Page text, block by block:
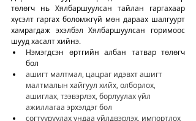
төлөгч нь Хялбаршуулсан тайлан гаргахаар
хүсэлт гаргах боломжгүй мөн дараах шалгуурт
хамрагдаж эхэлбэл Хялбаршуулсан горимоос
шууд хасалт хийнэ.
Нэмэгдсэн өртгийн албан татвар төлөгч
бол
ашигт малтмал, цацраг идэвхт ашигт
малтмалын хайгуул хийх, олборлох,
ашиглах, тээвэрлэх, борлуулах үйл
ажиллагаа эрхэлдэг бол
согтууруулах ундаа үйлдвэрлэх, импортлох